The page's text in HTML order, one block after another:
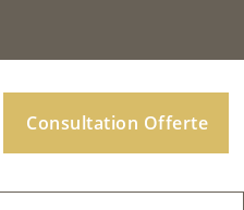
Consultation Offerte